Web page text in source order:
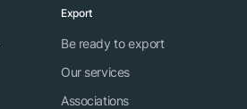
Export
Be ready to export
Our services
Associations